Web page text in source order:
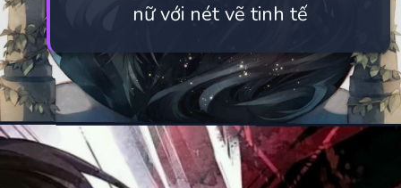
nữ với nét vẽ tinh tế
Đang mở